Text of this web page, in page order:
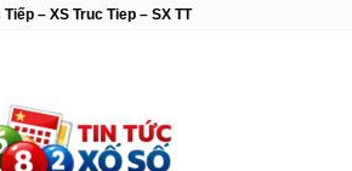
– XS Truc Tiep – SX TT